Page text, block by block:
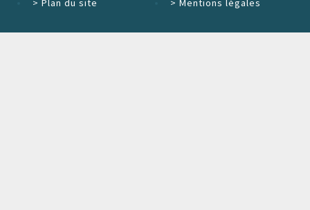
> Plan du site > Mentions légales